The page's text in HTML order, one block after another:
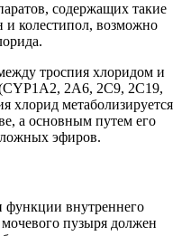
содержащих такие
и колестипол, возможно
троспия хлоридом и
2А6, 2С9, 2С19,
хлорид метаболизируется
а основным путем его
эфиров.
внутреннего
пузыря должен